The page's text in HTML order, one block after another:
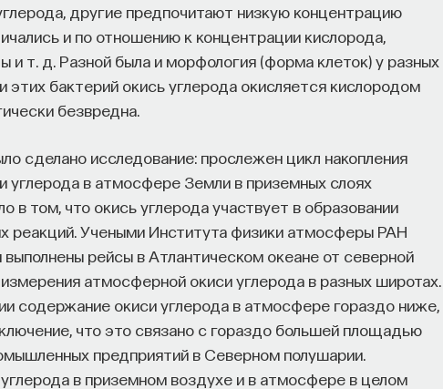
другие предпочитают низкую концентрацию
и по отношению к концентрации кислорода,
и т. д. Разной была и морфология (форма клеток) у разных
этих бактерий окись углерода окисляется кислородом
безвредна.
сделано исследование: прослежен цикл накопления
углерода в атмосфере Земли в приземных слоях
в том, что окись углерода участвует в образовании
реакций. Учеными Института физики атмосферы РАН
рейсы в Атлантическом океане от северной
атмосферной окиси углерода в разных широтах.
содержание окиси углерода в атмосфере гораздо ниже,
что это связано с гораздо большей площадью
предприятий в Северном полушарии.
в приземном воздухе и в атмосфере в целом